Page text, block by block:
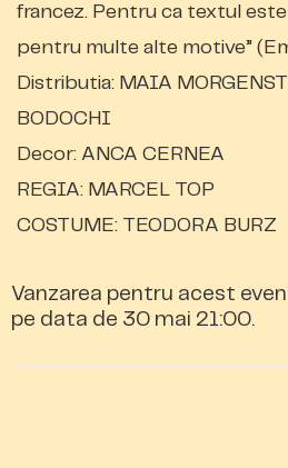
francez. Pentru ca textul
pentru multe alte motive”
Distributia: MAIA
BODOCHI
Decor: ANCA CERNEA
REGIA: MARCEL TOP
COSTUME: TEODORA BURZ
Vanzarea pentru acest
pe data de 30 mai 21:00.